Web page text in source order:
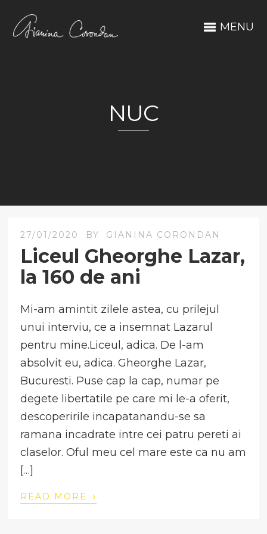
MENU
NUC
27/01/2020 BY GIANINA CORONDAN
Liceul Gheorghe Lazar,
la 160 de ani
Mi-am amintit zilele astea, cu prilejul
unui interviu, ce a insemnat Lazarul
pentru mine.Liceul, adica. De l-am
absolvit eu, adica. Gheorghe Lazar,
Bucuresti. Puse cap la cap, numar pe
degete libertatile pe care mi le-a oferit,
descoperirile incapatanandu-se sa
ramana incadrate intre cei patru pereti ai
claselor. Oful meu cel mare este ca nu am
[…]
READ MORE ›